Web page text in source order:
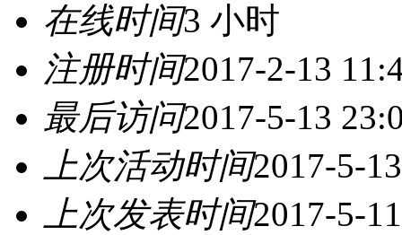
在线时间3 小时
注册时间2017-2-13
最后访问2017-5-13
上次活动时间2017-5-
上次发表时间2017-5-